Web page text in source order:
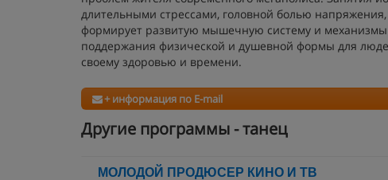
длительными стрессами, головной болью
формирует развитую мышечную систему и
поддержания физической и душевной формы для
своему здоровью и времени.
+ информация по E-mail
Другие программы - танец
МОЛОДОЙ ПРОДЮСЕР КИНО И ТВ